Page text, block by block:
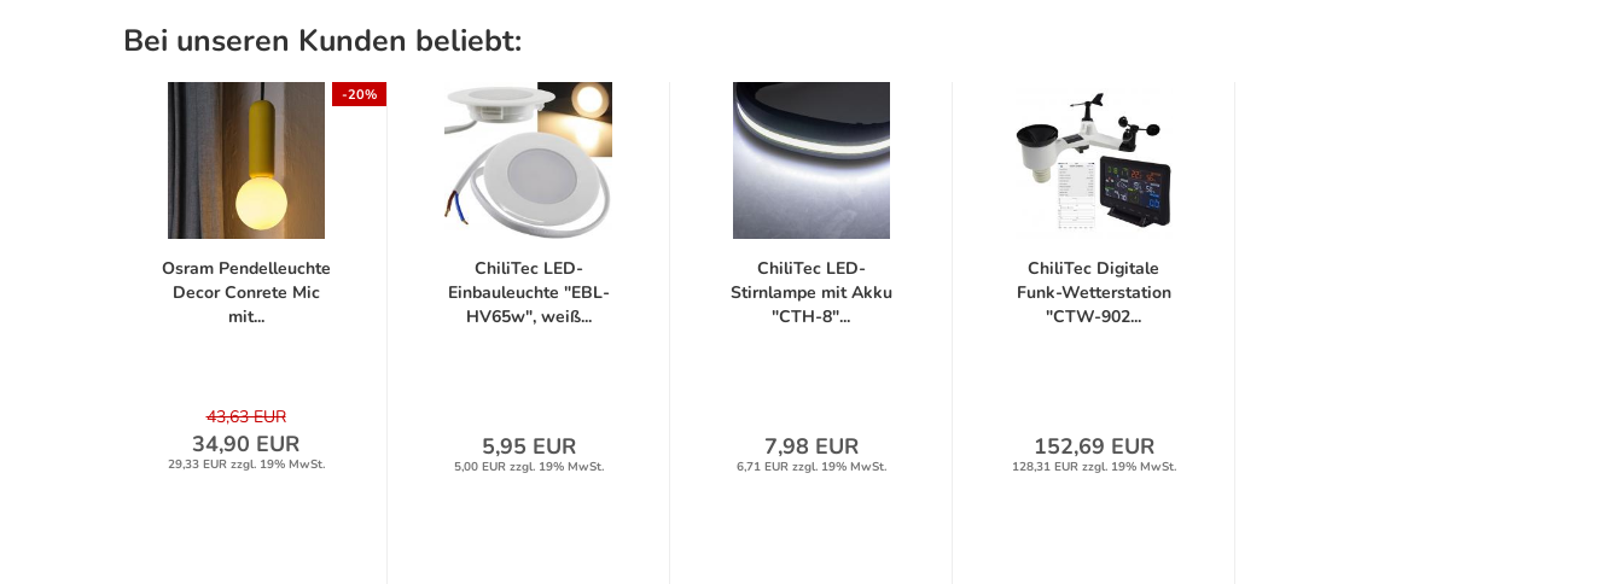
Bei unseren Kunden beliebt:
-20%
Osram Pendelleuchte
Decor Conrete Mic
mit...
43,63 EUR
34,90 EUR
29,33 EUR zzgl. 19% MwSt.
ChiliTec LED-
Einbauleuchte "EBL-
HV65w", weiß...
5,95 EUR
5,00 EUR zzgl. 19% MwSt.
ChiliTec LED-
Stirnlampe mit Akku
"CTH-8"...
7,98 EUR
6,71 EUR zzgl. 19% MwSt.
ChiliTec Digitale
Funk-Wetterstation
"CTW-902...
152,69 EUR
128,31 EUR zzgl. 19% MwSt.